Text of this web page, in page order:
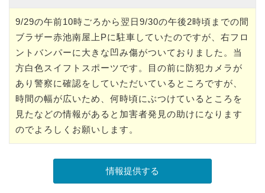
9/29の午前10時ごろから翌日9/30の午後2時頃までの間
ブラザー赤池南屋上Pに駐車していたのですが、右フロ
ントバンパーに大きな凹み傷がついておりました。当
方白色スイフトスポーツです。目の前に防犯カメラが
あり警察に確認をしていただいているところですが、
時間の幅が広いため、何時頃にぶつけているところを
見たなどの情報があると加害者発見の助けになります
のでよろしくお願いします。